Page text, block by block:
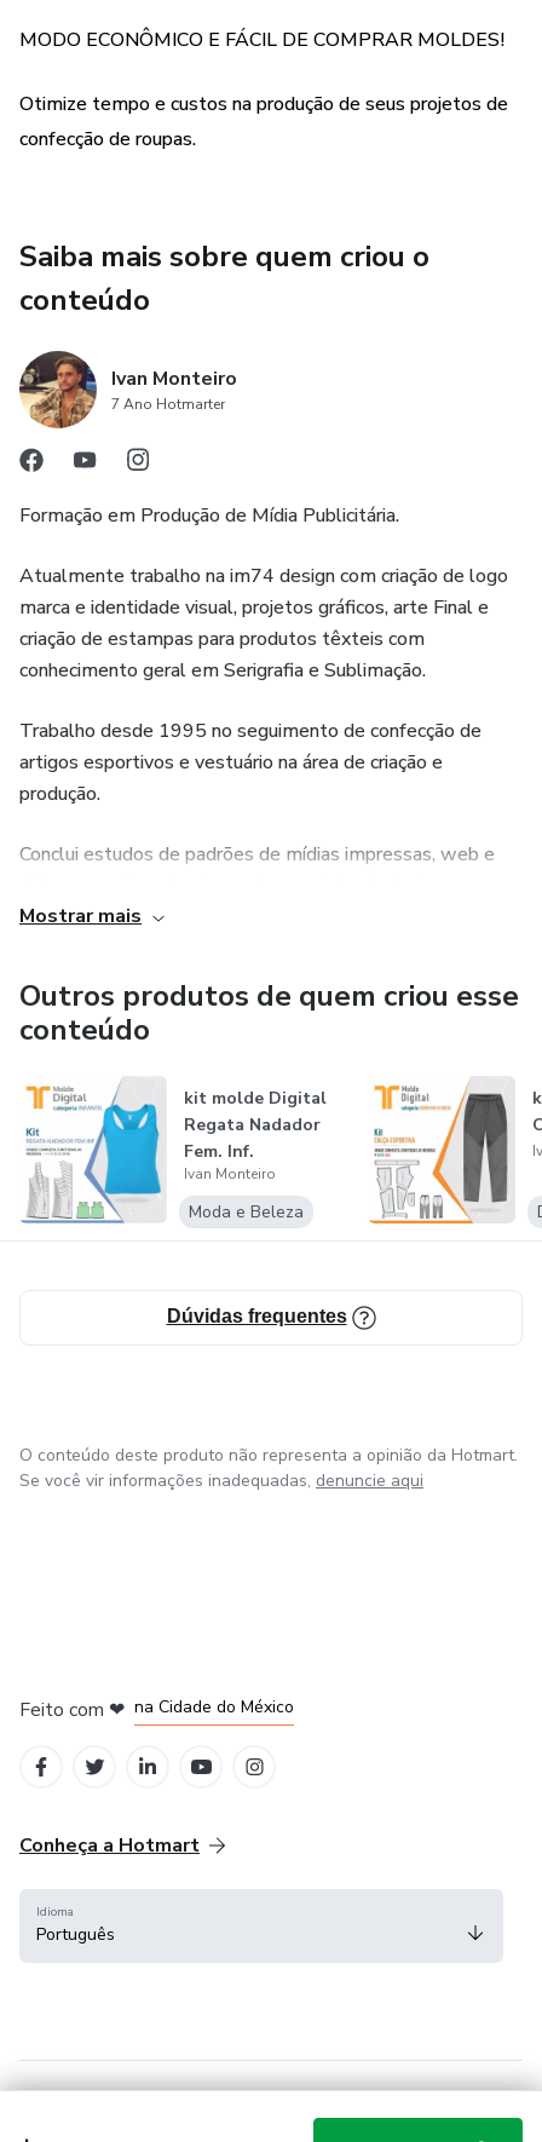
MODO ECONÔMICO E FÁCIL DE COMPRAR MOLDES!
Otimize tempo e custos na produção de seus projetos de
confecção de roupas.
Saiba mais sobre quem criou o
conteúdo
Ivan Monteiro
7 Ano Hotmarter
Formação em Produção de Mídia Publicitária.
Atualmente trabalho na im74 design com criação de logo
marca e identidade visual, projetos gráficos, arte Final e
criação de estampas para produtos têxteis com
conhecimento geral em Serigrafia e Sublimação.
Trabalho desde 1995 no seguimento de confecção de
artigos esportivos e vestuário na área de criação e
produção.
Conclui estudos de padrões de mídias impressas, web e
gráfico, edição, tipografia, teoria e psicodinâmica das cores,
impressão finalização com elementos das artes gráficas;
Estudos de formatos de arquivo de imagem bitmap e
vetor, modos de cores CMYK e RGB, composição, criação
de projetos institucionais.
Mostrar mais
Outros produtos de quem criou esse
conteúdo
kit molde Digital
Regata Nadador
Fem. Inf.
Ivan Monteiro
Moda e Beleza
Dúvidas frequentes
O conteúdo deste produto não representa a opinião da Hotmart.
Se você vir informações inadequadas, denuncie aqui
Feito com ❤ na Cidade do México
Conheça a Hotmart
Idioma
Português